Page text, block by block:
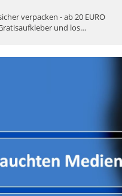
verpacken - ab 20 EURO
und los…